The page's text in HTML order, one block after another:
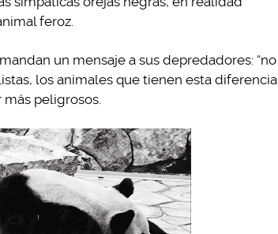
feroz.
un mensaje a sus depredadores: “no
los animales que tienen esta diferencia
peligrosos.